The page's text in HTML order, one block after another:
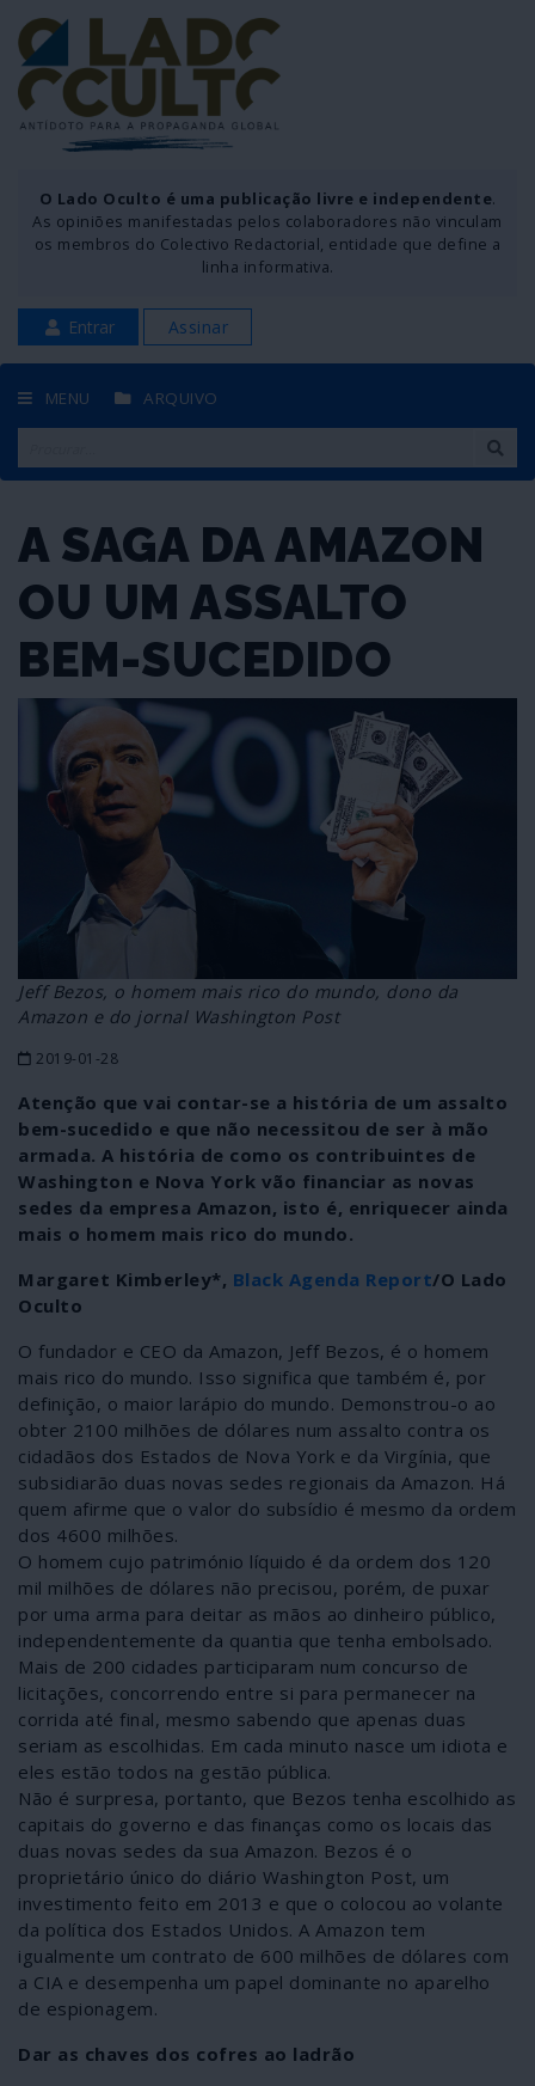
O Lado Oculto é uma publicação livre e independente.
As opiniões manifestadas pelos colaboradores não vinculam
os membros do Colectivo Redactorial, entidade que define a
linha informativa.
Entrar Assinar
MENU ARQUIVO
A SAGA DA AMAZON
OU UM ASSALTO
BEM-SUCEDIDO
Jeff Bezos, o homem mais rico do mundo, dono da
Amazon e do jornal Washington Post
2019-01-28
Atenção que vai contar-se a história de um assalto
bem-sucedido e que não necessitou de ser à mão
armada. A história de como os contribuintes de
Washington e Nova York vão financiar as novas
sedes da empresa Amazon, isto é, enriquecer ainda
mais o homem mais rico do mundo.
Margaret Kimberley*, Black Agenda Report/O Lado
Oculto
O fundador e CEO da Amazon, Jeff Bezos, é o homem
mais rico do mundo. Isso significa que também é, por
definição, o maior larápio do mundo. Demonstrou-o ao
obter 2100 milhões de dólares num assalto contra os
cidadãos dos Estados de Nova York e da Virgínia, que
subsidiarão duas novas sedes regionais da Amazon. Há
quem afirme que o valor do subsídio é mesmo da ordem
dos 4600 milhões.
O homem cujo património líquido é da ordem dos 120
mil milhões de dólares não precisou, porém, de puxar
por uma arma para deitar as mãos ao dinheiro público,
independentemente da quantia que tenha embolsado.
Mais de 200 cidades participaram num concurso de
licitações, concorrendo entre si para permanecer na
corrida até final, mesmo sabendo que apenas duas
seriam as escolhidas. Em cada minuto nasce um idiota e
eles estão todos na gestão pública.
Não é surpresa, portanto, que Bezos tenha escolhido as
capitais do governo e das finanças como os locais das
duas novas sedes da sua Amazon. Bezos é o
proprietário único do diário Washington Post, um
investimento feito em 2013 e que o colocou ao volante
da política dos Estados Unidos. A Amazon tem
igualmente um contrato de 600 milhões de dólares com
a CIA e desempenha um papel dominante no aparelho
de espionagem.
Dar as chaves dos cofres ao ladrão